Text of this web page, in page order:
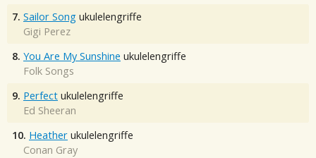
7. Sailor Song ukulelengriffe
Gigi Perez
8. You Are My Sunshine ukulelengriffe
Folk Songs
9. Perfect ukulelengriffe
Ed Sheeran
10. Heather ukulelengriffe
Conan Gray